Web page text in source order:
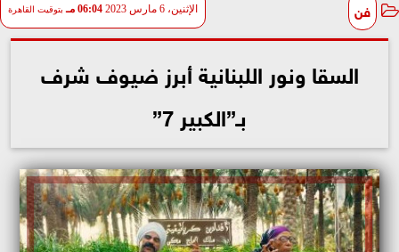
فن الإثنين، 6 مارس 2023 06:04 مـ بتوقيت القاهرة
السقا ونور اللبنانية أبرز ضيوف شرف
بـ”الكبير 7”